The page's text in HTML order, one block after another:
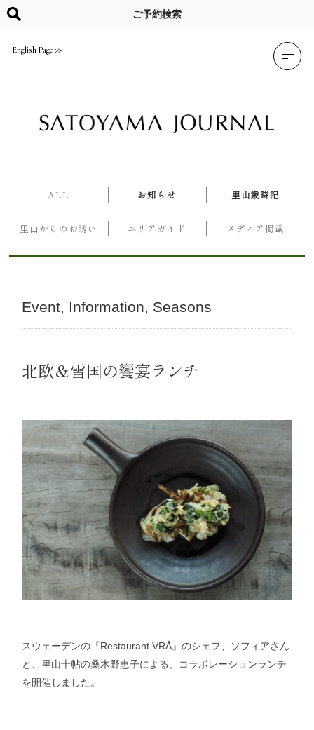
content
English Page
ご予約検索
ALL お知らせ 里山歳時記
里山からのお誘い エリアガイド メディア掲載
Event Information Seasons
北欧＆雪国の饗宴ランチ
スウェーデンの『Restaurant VRÅ』のシェフ、ソフィアさん
と、里山十帖の桑木野恵子による、コラボレーションランチ
を開催しました。